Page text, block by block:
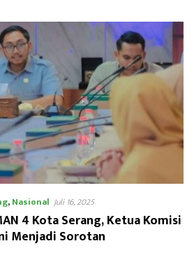
,Nasional Juli 16, 2025
4 Kota Serang, Ketua Komisi
Menjadi Sorotan